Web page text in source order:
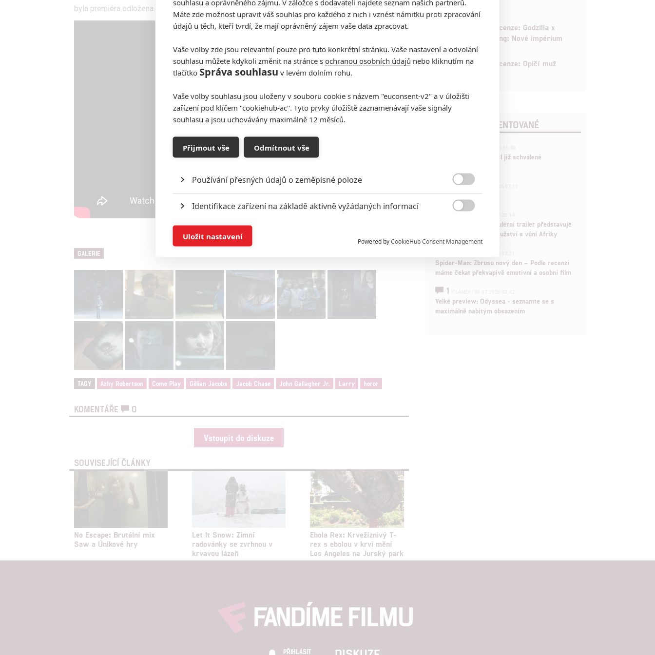
byla premiéra odložena na 30. října 2020.
GALERIE
TAGY Azhy Robertson Come Play Gillian Jacobs Jacob Chase John Gallagher Jr. Larry horor
KOMENTÁŘE 0
Vstoupit do diskuze
SOUVISEJÍCÍ ČLÁNKY
No Escape: Brutální mix
Saw a Únikové hry
Let It Snow: Zimní
radovánky se zvrhnou v
krvavou lázeň
Ebola Rex: Krvežíznivý T-
rex s ebolou v krvi mění
Los Angeles na Jurský park
Recenze: Godzilla x
Kong: Nové impérium
8 Recenze: Opičí muž
POSLEDNÍ KOMENTOVANÉ
Marvel nečekaně zrušil již schválené
433FILM | 01.08.2026 07:11
Děti krve a kostí: Regulérní trailer představuje
akční fantasy dobrodružství s vůní Afriky
Spider-Man: Zbrusu nový den – Podle recenzí
máme čekat překvapivě emotivní a osobní film
1
Velké preview: Odyssea - seznamte se s
maximálně nabitým obsazením
PŘIHLÁSIT
souhlasu a oprávněného zájmu. V záložce s dodavateli najdete seznam našich partnerů.
Máte zde možnost upravit váš souhlas pro každého z nich i vznést námitku proti zpracování
údajů u těch, kteří tvrdí, že mají oprávněný zájem vaše data zpracovat.
Vaše volby zde jsou relevantní pouze pro tuto konkrétní stránku. Vaše nastavení a odvolání
souhlasu můžete kdykoli změnit na stránce s ochranou osobních údajů nebo kliknutím na
tlačítko Správa souhlasu v levém dolním rohu.
Vaše volby souhlasu jsou uloženy v souboru cookie s názvem "euconsent-v2" a v úložišti
zařízení pod klíčem "cookiehub-ac". Tyto prvky úložiště zaznamenávají vaše signály
souhlasu a jsou uchovávány maximálně 12 měsíců.
Přijmout vše Odmítnout vše
Používání přesných údajů o zeměpisné poloze
Identifikace zařízení na základě aktivně vyžádaných informací
Ukládání a/nebo přístup k informacím v zařízení


Personalizovaný obsah, měření obsahu, průzkum publika a vývoj
služeb
Udělením souhlasu s účely a funkcemi zde uvedenými dáváte nám i našim partnerům
možnost: Zajištění bezpečnosti, předcházení a zjišťování podvodů a odstraňování chyb,
Poskytování a zobrazování reklamy a obsahu
Powered byCookieHub Consent Management
Uložit nastavení